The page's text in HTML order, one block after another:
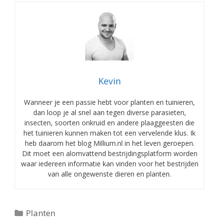
Kevin
Wanneer je een passie hebt voor planten en tuinieren,
dan loop je al snel aan tegen diverse parasieten,
insecten, soorten onkruid en andere plaaggeesten die
het tuinieren kunnen maken tot een vervelende klus. Ik
heb daarom het blog Millium.nl in het leven geroepen.
Dit moet een alomvattend bestrijdingsplatform worden
waar iedereen informatie kan vinden voor het bestrijden
van alle ongewenste dieren en planten.
Categorieën
Planten